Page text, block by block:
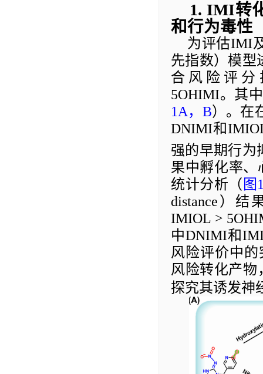
1. IMI转
和行为毒性
为评估IMI
先指数）模型
合风险评
5OHIMI。其
1A ， B）。在
DNIMI和
强的早期行为
果中孵化率、
统计分析（ 图
distance ）结
IMIOL >
中DNIMI和
风险评价中
风险转化产物
探究其诱发神